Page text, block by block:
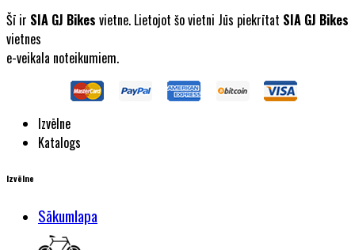
Šī ir SIA GJ Bikes vietne. Lietojot šo vietni Jūs piekrītat SIA GJ Bikes
vietnes
e-veikala noteikumiem.
Izvēlne
Katalogs
Izvēlne
Sākumlapa